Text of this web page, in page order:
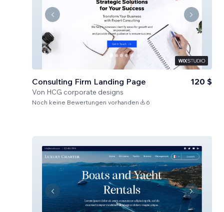
Consulting Firm Landing Page
Von HCG corporate designs
120 $
Noch keine Bewertungen vorhanden 6